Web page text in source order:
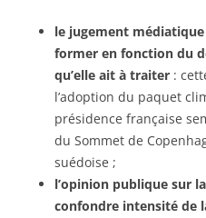
le jugement
former en fonction du
qu’elle ait à traiter :
l’adoption du paquet
présidence française
du Sommet de
suédoise ;
l’opinion publique sur
confondre intensité de